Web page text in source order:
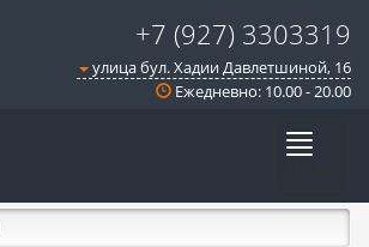
+7 (927) 3303319
улица бул. Хадии Давлетшиной, 16
Ежедневно: 10.00 - 20.00